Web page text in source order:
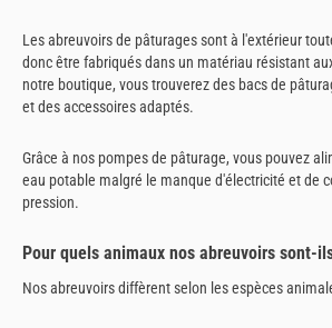
Les abreuvoirs de pâturages sont à l'extérieur
donc être fabriqués dans un matériau résistant
notre boutique, vous trouverez des bacs de
et des accessoires adaptés.
Grâce à nos pompes de pâturage, vous pouvez
eau potable malgré le manque d'électricité et de
pression.
Pour quels animaux nos abreuvoirs sont-
Nos abreuvoirs diffèrent selon les espèces